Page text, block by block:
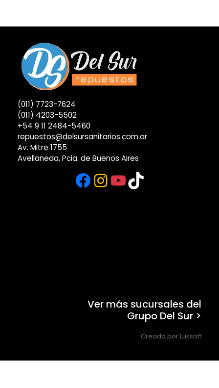
(011) 7723-7624
(011) 4203-5502
+54 9 11 2484-5460
repuestos@delsursanitarios.com.ar
Av. Mitre 1755
Avellaneda, Pcia. de Buenos Aires
Facebook
Instagram
YouTube
TikTok
Ver más sucursales del
Grupo Del Sur >
Creado por Luksoft